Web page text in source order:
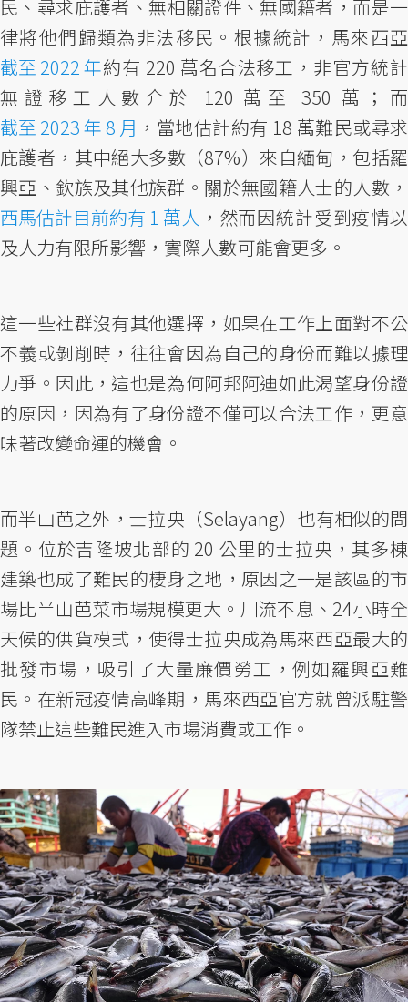
民、尋求庇護者、無相關證件、無國籍者，而是一
律將他們歸類為非法移民。根據統計，馬來西亞
截至 2022 年約有 220 萬名合法移工，非官方統計
無證移工人數介於 120 萬至 350 萬；而
截至 2023 年 8 月 ，當地估計約有 18 萬難民或尋求
庇護者，其中絕大多數（87%）來自緬甸，包括羅
興亞、欽族及其他族群。關於無國籍人士的人數，
西馬估計目前約有 1 萬人 ，然而因統計受到疫情以
及人力有限所影響，實際人數可能會更多。
這一些社群沒有其他選擇，如果在工作上面對不公
不義或剝削時，往往會因為自己的身份而難以據理
力爭。因此，這也是為何阿邦阿迪如此渴望身份證
的原因，因為有了身份證不僅可以合法工作，更意
味著改變命運的機會。
而半山芭之外，士拉央（Selayang）也有相似的問
題。位於吉隆坡北部的 20 公里的士拉央，其多棟
建築也成了難民的棲身之地，原因之一是該區的市
場比半山芭菜市場規模更大。川流不息、24小時全
天候的供貨模式，使得士拉央成為馬來西亞最大的
批發市場，吸引了大量廉價勞工，例如羅興亞難
民。在新冠疫情高峰期，馬來西亞官方就曾派駐警
隊禁止這些難民進入市場消費或工作。